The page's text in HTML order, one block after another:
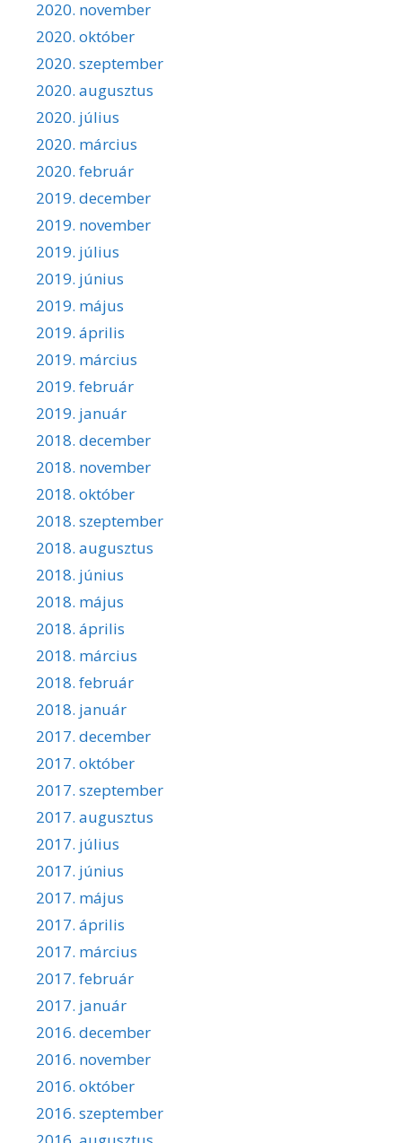
2020. november
2020. október
2020. szeptember
2020. augusztus
2020. július
2020. március
2020. február
2019. december
2019. november
2019. július
2019. június
2019. május
2019. április
2019. március
2019. február
2019. január
2018. december
2018. november
2018. október
2018. szeptember
2018. augusztus
2018. június
2018. május
2018. április
2018. március
2018. február
2018. január
2017. december
2017. október
2017. szeptember
2017. augusztus
2017. július
2017. június
2017. május
2017. április
2017. március
2017. február
2017. január
2016. december
2016. november
2016. október
2016. szeptember